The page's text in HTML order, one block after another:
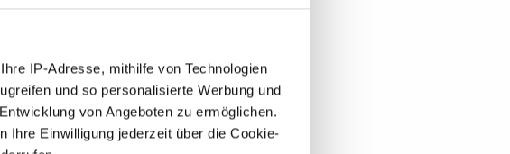
IP-Adresse, mithilfe von Technologien
und so personalisierte Werbung und
von Angeboten zu ermöglichen.
Ihre Einwilligung jederzeit über die Cookie-